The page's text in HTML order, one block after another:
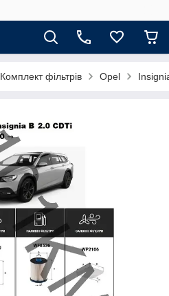
Комплект фільтрів Opel